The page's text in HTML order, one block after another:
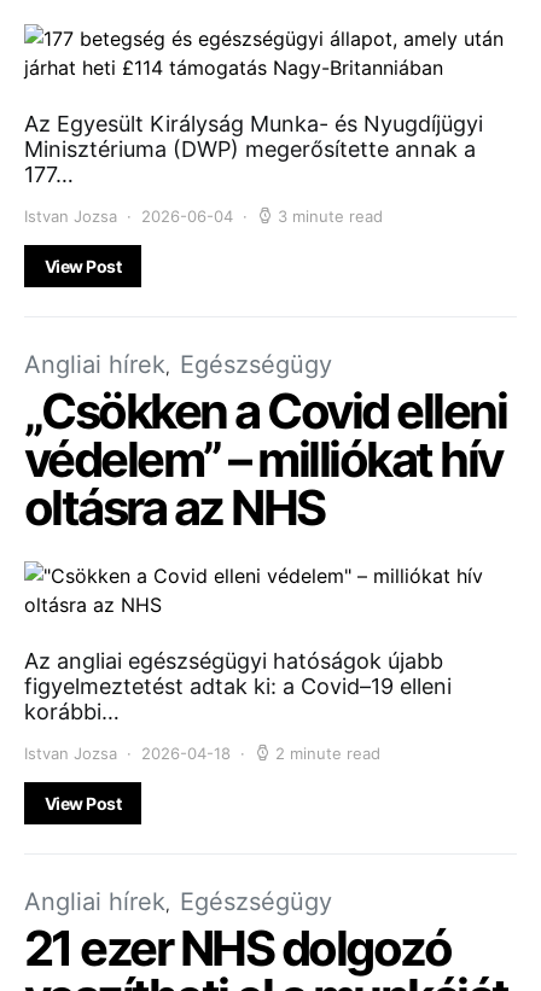
Az Egyesült Királyság Munka- és Nyugdíjügyi
Minisztériuma (DWP) megerősítette annak a
177…
Istvan Jozsa 2026-06-04 3 minute read
View Post
Angliai hírek Egészségügy
„Csökken a Covid elleni
védelem” – milliókat hív
oltásra az NHS
Az angliai egészségügyi hatóságok újabb
figyelmeztetést adtak ki: a Covid–19 elleni
korábbi…
Istvan Jozsa 2026-04-18 2 minute read
View Post
Angliai hírek Egészségügy
21 ezer NHS dolgozó